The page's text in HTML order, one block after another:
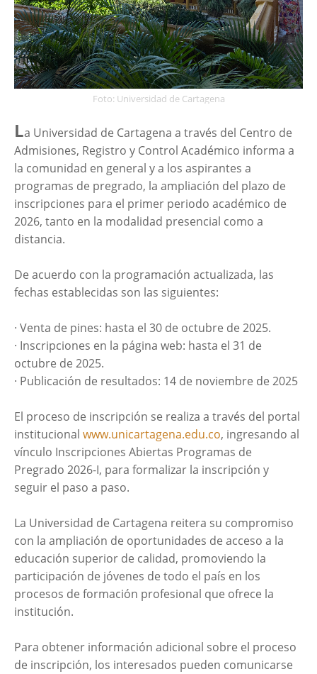
Foto: Universidad de Cartagena
La Universidad de Cartagena a través del Centro de
Admisiones, Registro y Control Académico informa a
la comunidad en general y a los aspirantes a
programas de pregrado, la ampliación del plazo de
inscripciones para el primer periodo académico de
2026, tanto en la modalidad presencial como a
distancia.
De acuerdo con la programación actualizada, las
fechas establecidas son las siguientes:
· Venta de pines: hasta el 30 de octubre de 2025.
· Inscripciones en la página web: hasta el 31 de
octubre de 2025.
· Publicación de resultados: 14 de noviembre de 2025
El proceso de inscripción se realiza a través del portal
institucional www.unicartagena.edu.co, ingresando al
vínculo Inscripciones Abiertas Programas de
Pregrado 2026-I, para formalizar la inscripción y
seguir el paso a paso.
La Universidad de Cartagena reitera su compromiso
con la ampliación de oportunidades de acceso a la
educación superior de calidad, promoviendo la
participación de jóvenes de todo el país en los
procesos de formación profesional que ofrece la
institución.
Para obtener información adicional sobre el proceso
de inscripción, los interesados pueden comunicarse